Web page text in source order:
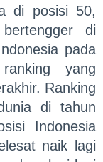
di posisi 50,
di
pada
yang
Ranking
di tahun
Indonesia
naik lagi